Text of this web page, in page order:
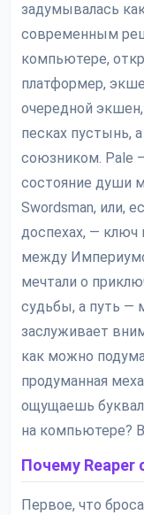
задумывалась
современным
компьютере,
платформер,
очередной
песках пустынь,
союзником. Pale
состояние души
Swordsman, или,
доспехах, — ключ
между
мечтали о
судьбы, а путь —
заслуживает
как можно
продуманная
ощущаешь
на компьютере?
Почему Reaper
Первое, что